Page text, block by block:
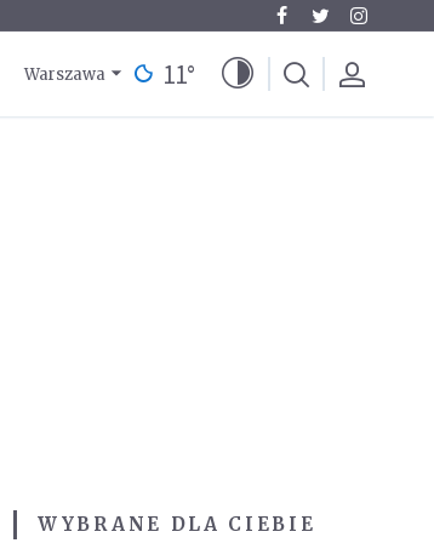
Warszawa 11°
WYBRANE DLA CIEBIE